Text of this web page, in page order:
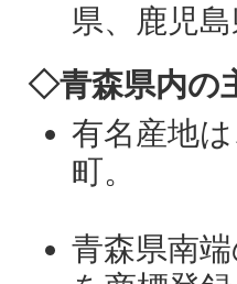
県、鹿児
◇青森県内の
有名産地
町。
青森県南